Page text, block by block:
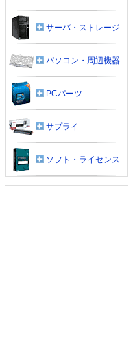
サーバ・ストレージ
パソコン・周辺機器
PCパーツ
サプライ
ソフト・ライセンス